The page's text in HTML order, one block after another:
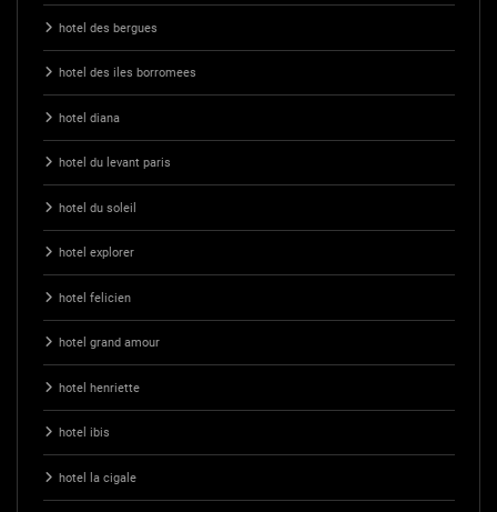
hotel des bergues
hotel des iles borromees
hotel diana
hotel du levant paris
hotel du soleil
hotel explorer
hotel felicien
hotel grand amour
hotel henriette
hotel ibis
hotel la cigale